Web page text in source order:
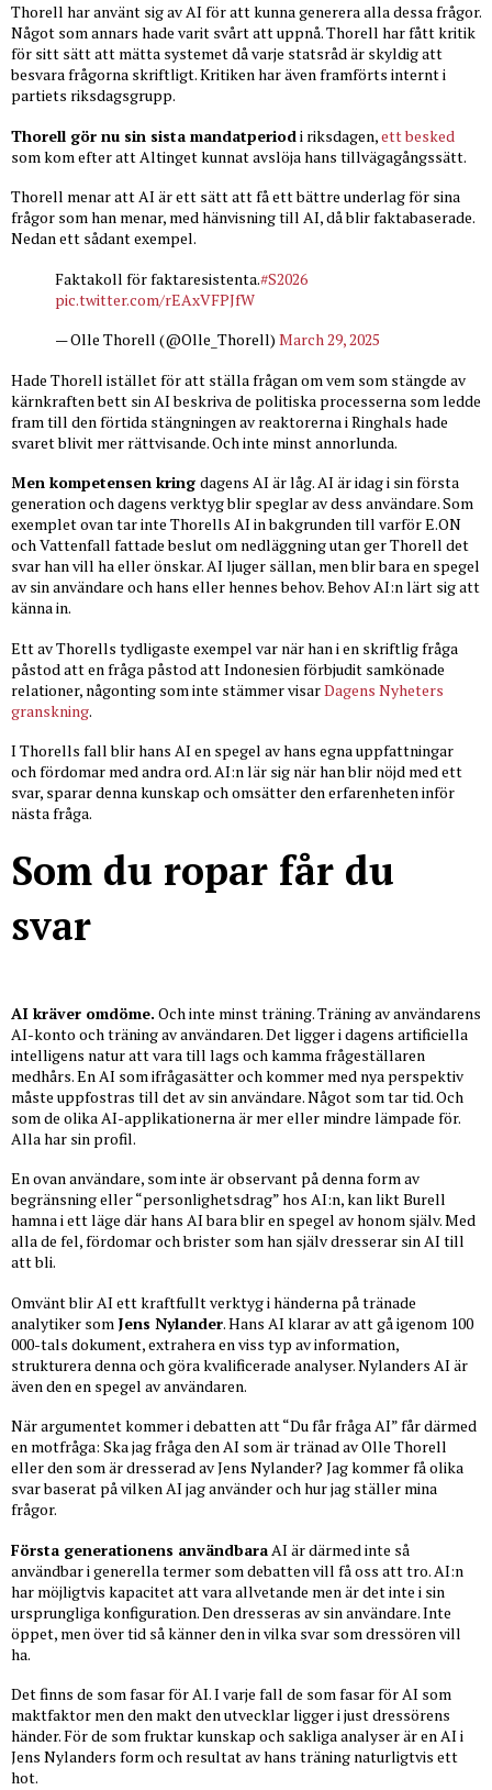
Thorell har använt sig av AI för att kunna generera alla dessa frågor.
Något som annars hade varit svårt att uppnå. Thorell har fått kritik
för sitt sätt att mätta systemet då varje statsråd är skyldig att
besvara frågorna skriftligt. Kritiken har även framförts internt i
partiets riksdagsgrupp.
Thorell gör nu sin sista mandatperiodi riksdagen,ett besked
som kom efter att Altinget kunnat avslöja hans tillvägagångssätt.
Thorell menar att AI är ett sätt att få ett bättre underlag för sina
frågor som han menar, med hänvisning till AI, då blir faktabaserade.
Nedan ett sådant exempel.
Faktakoll för faktaresistenta.#S2026
pic.twitter.com/rEAxVFPJfW
— Olle Thorell (@Olle_Thorell) March 29, 2025
Hade Thorell istället för att ställa frågan om vem som stängde av
kärnkraften bett sin AI beskriva de politiska processerna som ledde
fram till den förtida stängningen av reaktorerna i Ringhals hade
svaret blivit mer rättvisande. Och inte minst annorlunda.
Men kompetensen kring dagens AI är låg. AI är idag i sin första
generation och dagens verktyg blir speglar av dess användare. Som
exemplet ovan tar inte Thorells AI in bakgrunden till varför E.ON
och Vattenfall fattade beslut om nedläggning utan ger Thorell det
svar han vill ha eller önskar. AI ljuger sällan, men blir bara en spegel
av sin användare och hans eller hennes behov. Behov AI:n lärt sig att
känna in.
Ett av Thorells tydligaste exempel var när han i en skriftlig fråga
påstod att en fråga påstod att Indonesien förbjudit samkönade
relationer, någonting som inte stämmer visarDagens Nyheters
granskning.
I Thorells fall blir hans AI en spegel av hans egna uppfattningar
och fördomar med andra ord. AI:n lär sig när han blir nöjd med ett
svar, sparar denna kunskap och omsätter den erfarenheten inför
nästa fråga.
Som du ropar får du
svar
AI kräver omdöme. Och inte minst träning. Träning av användarens
AI-konto och träning av användaren. Det ligger i dagens artificiella
intelligens natur att vara till lags och kamma frågeställaren
medhårs. En AI som ifrågasätter och kommer med nya perspektiv
måste uppfostras till det av sin användare. Något som tar tid. Och
som de olika AI-applikationerna är mer eller mindre lämpade för.
Alla har sin profil.
En ovan användare, som inte är observant på denna form av
begränsning eller “personlighetsdrag” hos AI:n, kan likt Burell
hamna i ett läge där hans AI bara blir en spegel av honom själv. Med
alla de fel, fördomar och brister som han själv dresserar sin AI till
att bli.
Omvänt blir AI ett kraftfullt verktyg i händerna på tränade
analytiker som Jens Nylander. Hans AI klarar av att gå igenom 100
000-tals dokument, extrahera en viss typ av information,
strukturera denna och göra kvalificerade analyser. Nylanders AI är
även den en spegel av användaren.
När argumentet kommer i debatten att “Du får fråga AI” får därmed
en motfråga: Ska jag fråga den AI som är tränad av Olle Thorell
eller den som är dresserad av Jens Nylander? Jag kommer få olika
svar baserat på vilken AI jag använder och hur jag ställer mina
frågor.
Första generationens användbaraAI är därmed inte så
användbar i generella termer som debatten vill få oss att tro. AI:n
har möjligtvis kapacitet att vara allvetande men är det inte i sin
ursprungliga konfiguration. Den dresseras av sin användare. Inte
öppet, men över tid så känner den in vilka svar som dressören vill
ha.
Det finns de som fasar för AI. I varje fall de som fasar för AI som
maktfaktor men den makt den utvecklar ligger i just dressörens
händer. För de som fruktar kunskap och sakliga analyser är en AI i
Jens Nylanders form och resultat av hans träning naturligtvis ett
hot.